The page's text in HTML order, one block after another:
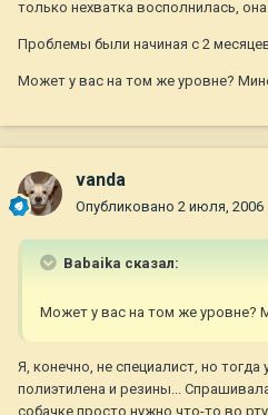
только нехватка восполнилась,
Проблемы были начиная с 2
Может у вас на том же уровне?
vanda
Опубликовано 2 июля, 2006
Babaika сказал:
Может у вас на том же уровне?
Я, конечно, не специалист, но
полиэтилена и резины...
собачке просто нужно что-то во